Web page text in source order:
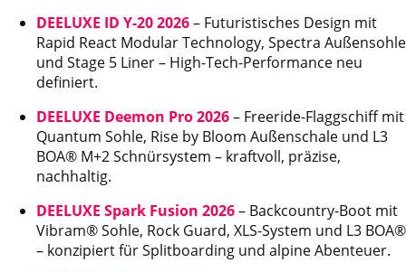
DEELUXE ID Y-20 2026– Futuristisches Design mit
Rapid React Modular Technology, Spectra Außensohle
und Stage 5 Liner – High-Tech-Performance neu
definiert.
DEELUXE Deemon Pro 2026– Freeride-Flaggschiff mit
Quantum Sohle, Rise by Bloom Außenschale und L3
BOA® M+2 Schnürsystem – kraftvoll, präzise,
nachhaltig.
DEELUXE Spark Fusion 2026– Backcountry-Boot mit
Vibram® Sohle, Rock Guard, XLS-System und L3 BOA®
– konzipiert für Splitboarding und alpine Abenteuer.